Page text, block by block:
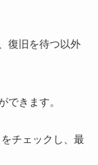
復旧を待つ以外
できます。
チェックし、最